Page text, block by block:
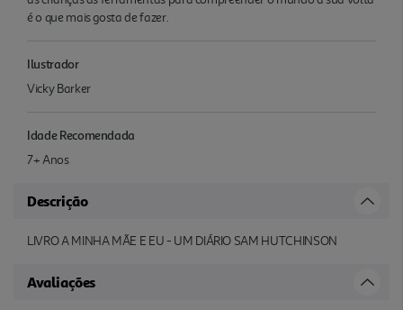
é o que mais gosta de fazer.
Ilustrador
Vicky Barker
Idade Recomendada
7+ Anos
Descrição
LIVRO A MINHA MÃE E EU - UM DIÁRIO SAM HUTCHINSON
Avaliações